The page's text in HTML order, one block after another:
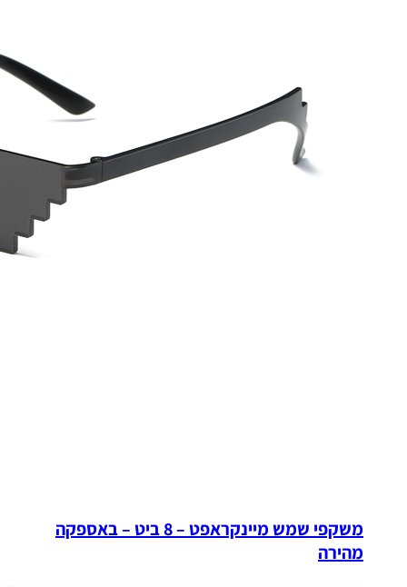
משקפי שמש מיינקראפט – 8 ביט – באספקה
מהירה